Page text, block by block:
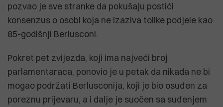
pozvao je sve stranke da pokušaju postići
konsenzus o osobi koja ne izaziva tolike podjele kao
85-godišnji Berlusconi.
Pokret pet zvijezda, koji ima najveći broj
parlamentaraca, ponovio je u petak da nikada ne bi
mogao podržati Berlusconija, koji je bio osuđen za
poreznu prijevaru, a i dalje je suočen sa suđenjem